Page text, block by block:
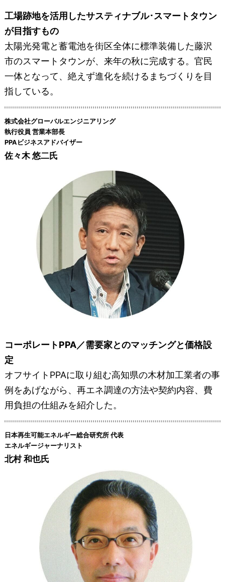
工場跡地を活用したサスティナブル･スマートタウン
が目指すもの
太陽光発電と蓄電池を街区全体に標準装備した藤沢
市のスマートタウンが、来年の秋に完成する。官民
一体となって、絶えず進化を続けるまちづくりを目
指している。
株式会社グローバルエンジニアリング
執行役員 営業本部長
PPAビジネスアドバイザー
佐々木 悠二氏
コーポレートPPA／需要家とのマッチングと価格設
定
オフサイトPPAに取り組む高知県の木材加工業者の事
例をあげながら、再エネ調達の方法や契約内容、費
用負担の仕組みを紹介した。
日本再生可能エネルギー総合研究所 代表
エネルギージャーナリスト
北村 和也氏